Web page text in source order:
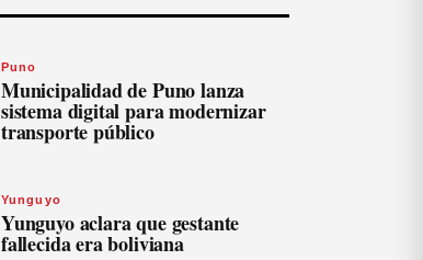
Puno
Municipalidad de Puno lanza
sistema digital para modernizar
transporte público
Yunguyo
Yunguyo aclara que gestante
fallecida era boliviana